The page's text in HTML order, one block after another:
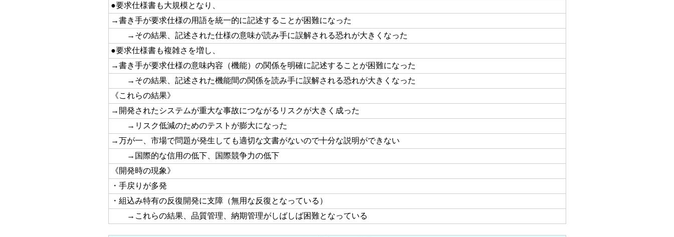
●要求仕様書も大規模となり、
→書き手が要求仕様の用語を統一的に記述することが困難になった
→その結果、記述された仕様の意味が読み手に誤解される恐れが大きくなった
●要求仕様書も複雑さを増し、
→書き手が要求仕様の意味内容（機能）の関係を明確に記述することが困難になった
→その結果、記述された機能間の関係を読み手に誤解される恐れが大きくなった
《これらの結果》
→開発されたシステムが重大な事故につながるリスクが大きく成った
→リスク低減のためのテストが膨大になった
→万が一、市場で問題が発生しても適切な文書がないので十分な説明ができない
→国際的な信用の低下、国際競争力の低下
《開発時の現象》
・手戻りが多発
・組込み特有の反復開発に支障（無用な反復となっている）
→これらの結果、品質管理、納期管理がしばしば困難となっている